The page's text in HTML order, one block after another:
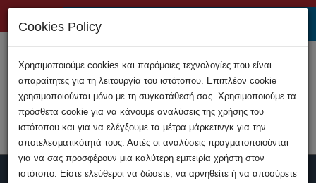
Cookies Policy
Χρησιμοποιούμε cookies και παρόμοιες τεχνολογίες που είναι
απαραίτητες για τη λειτουργία του ιστότοπου. Επιπλέον cookie
χρησιμοποιούνται μόνο με τη συγκατάθεσή σας. Χρησιμοποιούμε τα
πρόσθετα cookie για να κάνουμε αναλύσεις της χρήσης του
ιστότοπου και για να ελέγξουμε τα μέτρα μάρκετινγκ για την
αποτελεσματικότητά τους. Αυτές οι αναλύσεις πραγματοποιούνται
για να σας προσφέρουν μια καλύτερη εμπειρία χρήστη στον
ιστότοπο. Είστε ελεύθεροι να δώσετε, να αρνηθείτε ή να αποσύρετε